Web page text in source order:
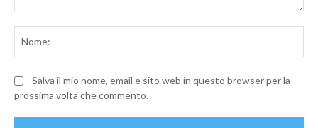
Salva il mio nome, email e sito web in questo browser per la
prossima volta che commento.